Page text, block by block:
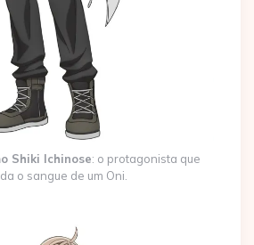
Shiki Ichinose: o protagonista que
o sangue de um Oni.